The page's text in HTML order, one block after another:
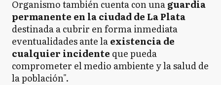
Organismo también cuenta con unaguardia
permanente en la ciudad de La Plata
destinada a cubrir en forma inmediata
eventualidades ante laexistencia de
cualquier incidente que pueda
comprometer el medio ambiente y la salud de
la población".